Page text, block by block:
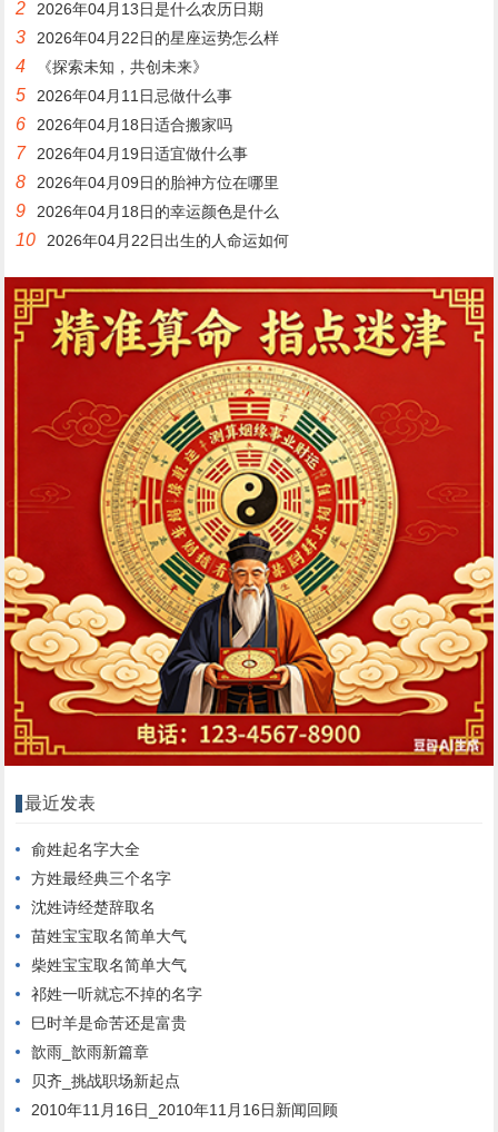
2 2026年04月13日是什么农历日期
3 2026年04月22日的星座运势怎么样
4 《探索未知，共创未来》
5 2026年04月11日忌做什么事
6 2026年04月18日适合搬家吗
7 2026年04月19日适宜做什么事
8 2026年04月09日的胎神方位在哪里
9 2026年04月18日的幸运颜色是什么
10 2026年04月22日出生的人命运如何
最近发表
俞姓起名字大全
方姓最经典三个名字
沈姓诗经楚辞取名
苗姓宝宝取名简单大气
柴姓宝宝取名简单大气
祁姓一听就忘不掉的名字
巳时羊是命苦还是富贵
歆雨_歆雨新篇章
贝齐_挑战职场新起点
2010年11月16日_2010年11月16日新闻回顾